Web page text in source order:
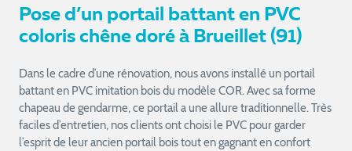
Pose d’un portail battant en PVC
coloris chêne doré à Brueillet (91)
Dans le cadre d’une rénovation, nous avons installé un portail
battant en PVC imitation bois du modèle COR. Avec sa forme
chapeau de gendarme, ce portail a une allure traditionnelle. Très
faciles d’entretien, nos clients ont choisi le PVC pour garder
l’esprit de leur ancien portail bois tout en gagnant en confort